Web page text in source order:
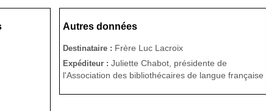
Autres données
Destinataire : Frère Luc Lacroix
Expéditeur : Juliette Chabot, présidente de
l'Association des bibliothécaires de langue française